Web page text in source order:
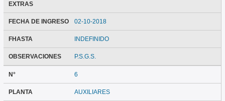
EXTRAS
FECHA DE INGRESO 02-10-2018
FHASTA INDEFINIDO
OBSERVACIONES P.S.G.S.
N° 6
PLANTA AUXILIARES